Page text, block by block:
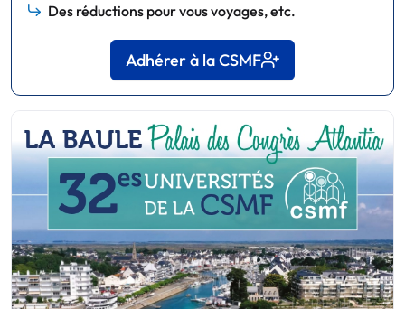
Des réductions pour vous voyages, etc.
Adhérer à la CSMF